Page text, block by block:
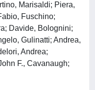
Marisaldi; Piera,
Fuschino;
Davide, Bolognini;
Gulinatti; Andrea,
Andrea;
F., Cavanaugh;